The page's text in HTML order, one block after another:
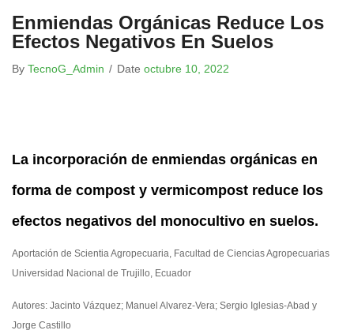
Enmiendas Orgánicas Reduce Los
Efectos Negativos En Suelos
By TecnoG_Admin / Date octubre 10, 2022
La incorporación de enmiendas orgánicas en
forma de compost y vermicompost reduce los
efectos negativos del monocultivo en suelos.
Aportación de Scientia Agropecuaria, Facultad de Ciencias Agropecuarias
Universidad Nacional de Trujillo, Ecuador
Autores: Jacinto Vázquez; Manuel Alvarez-Vera; Sergio Iglesias-Abad y
Jorge Castillo